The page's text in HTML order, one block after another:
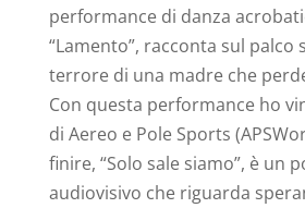
performance di danza
“Lamento”, racconta sul palco
terrore di una madre che
Con questa performance ho
di Aereo e Pole Sports
finire, “Solo sale siamo”, è un
audiovisivo che riguarda